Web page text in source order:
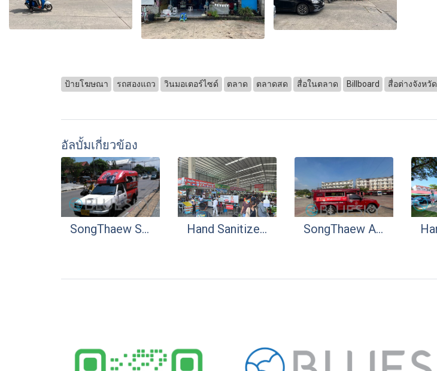
ป้ายโฆษณา รถสองแถว วินมอเตอร์ไซด์ ตลาด ตลาดสด สื่อในตลาด Billboard สื่อต่างจังหวัด
อัลบั้มเกี่ยวข้อง
SongThaew Sticker Wrap Hand Sanitizer (Fresh Market) SongThaew Ads